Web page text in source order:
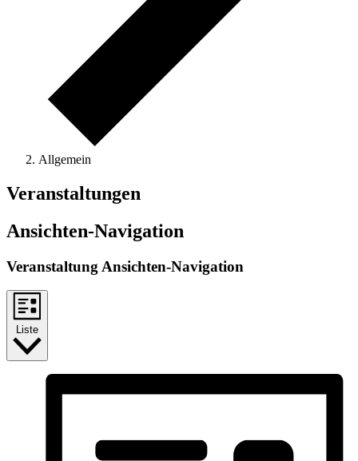
Allgemein
Veranstaltungen
Ansichten-Navigation
Veranstaltung Ansichten-Navigation
Liste